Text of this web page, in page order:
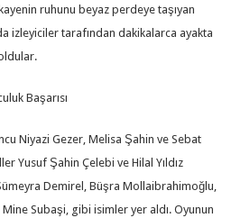
ruhunu beyaz perdeye taşıyan
izleyiciler tarafından dakikalarca ayakta
Başarısı
Niyazi Gezer, Melisa Şahin ve Sebat
Yusuf Şahin Çelebi ve Hilal Yıldız
Demirel, Büşra Mollaibrahimoğlu,
Subaşi, gibi isimler yer aldı. Oyunun